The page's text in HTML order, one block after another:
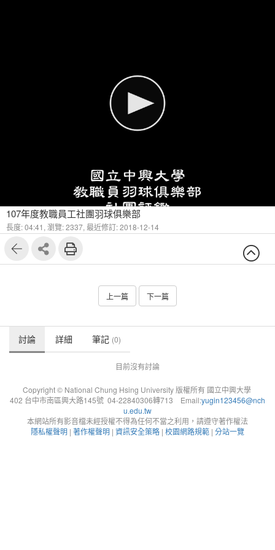
107年度教職員工社團羽球俱樂部
長度: 04:41, 瀏覽: 2337, 最近修訂: 2018-12-14
上一篇 下一篇
討論 詳細 筆記 (0)
目前沒有討論
Copyright © National Chung Hsing University 版權所有 國立中興大學
402 台中市南區興大路145號 04-22840306轉713 Email:yugin123456@nch
u.edu.tw
本網站所有影音檔未經授權不得為任何不當之利用，請遵守著作權法
隱私權聲明 | 著作權聲明 | 資訊安全策略 | 校園網路規範 | 分站一覽